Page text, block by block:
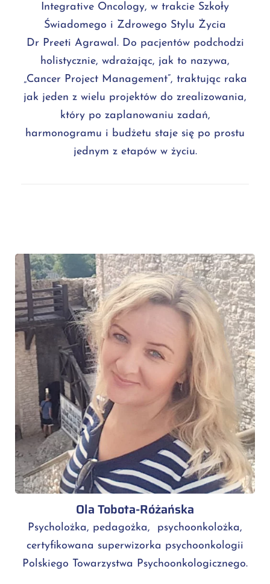
Integrative Oncology, w trakcie Szkoły
Świadomego i Zdrowego Stylu Życia
Dr Preeti Agrawal. Do pacjentów podchodzi
holistycznie, wdrażając, jak to nazywa,
„Cancer Project Management”, traktując raka
jak jeden z wielu projektów do zrealizowania,
który po zaplanowaniu zadań,
harmonogramu i budżetu staje się po prostu
jednym z etapów w życiu.
Ola Tobota-Różańska
Psycholożka, pedagożka, psychoonkolożka,
certyfikowana superwizorka psychoonkologii
Polskiego Towarzystwa Psychoonkologicznego.